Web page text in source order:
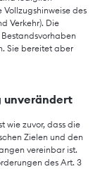
Vollzugshinweise des
Verkehr). Die
Sie bereitet aber
unverändert
wie zuvor, dass die
Zielen und den
vereinbar ist.
des Art. 3